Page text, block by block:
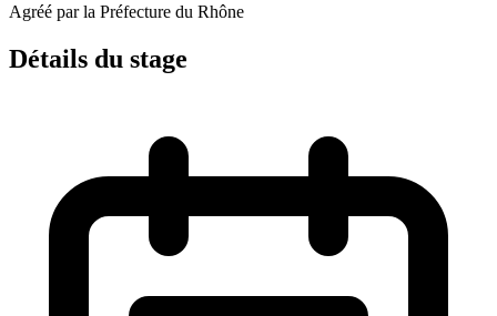
Agréé par la Préfecture du Rhône
Détails du stage